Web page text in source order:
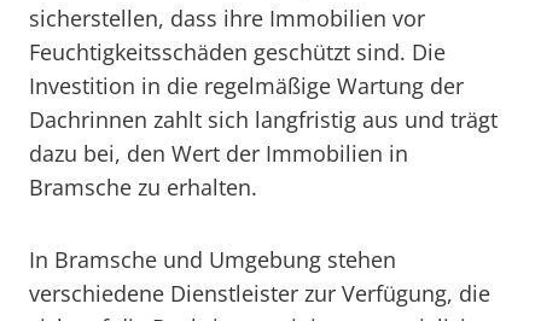
sicherstellen, dass ihre Immobilien vor
Feuchtigkeitsschäden geschützt sind. Die
Investition in die regelmäßige Wartung der
Dachrinnen zahlt sich langfristig aus und trägt
dazu bei, den Wert der Immobilien in
Bramsche zu erhalten.
In Bramsche und Umgebung stehen
verschiedene Dienstleister zur Verfügung, die